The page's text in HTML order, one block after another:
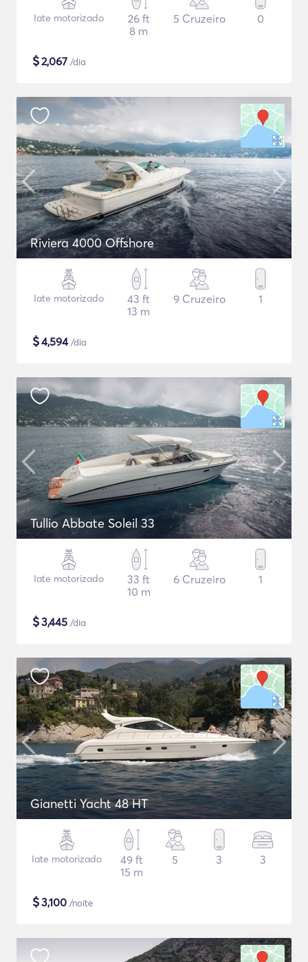
Iate motorizado
26 ft
8 m
5 Cruzeiro 0
$2,067 /dia
Riviera 4000 Offshore
Iate motorizado
43 ft
13 m
9 Cruzeiro 1
$4,594/dia
Tullio Abbate Soleil 33
Iate motorizado
33 ft
10 m
6 Cruzeiro 1
$3,445 /dia
Gianetti Yacht 48 HT
Iate motorizado
49 ft
15 m
5 3 3
$3,100 /noite